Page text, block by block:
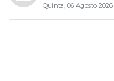
Quinta, 06 Agosto 2026